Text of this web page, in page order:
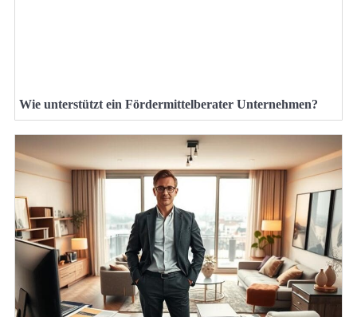
Wie unterstützt ein Fördermittelberater Unternehmen?